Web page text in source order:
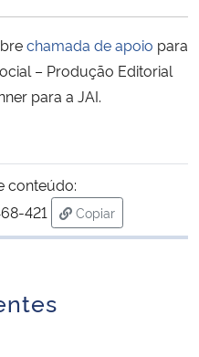
e Comunicações
Humanos
chamada de apoio para
– Produção Editorial
para a JAI.
conteúdo:
421
Copiar
para área de